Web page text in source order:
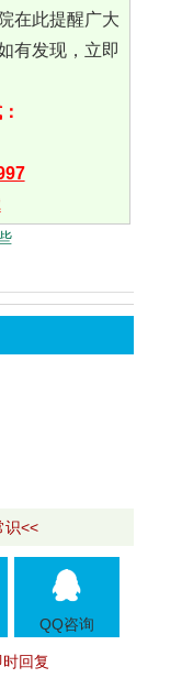
在此提醒广大
有发现，立即
识<<
QQ咨询
回复